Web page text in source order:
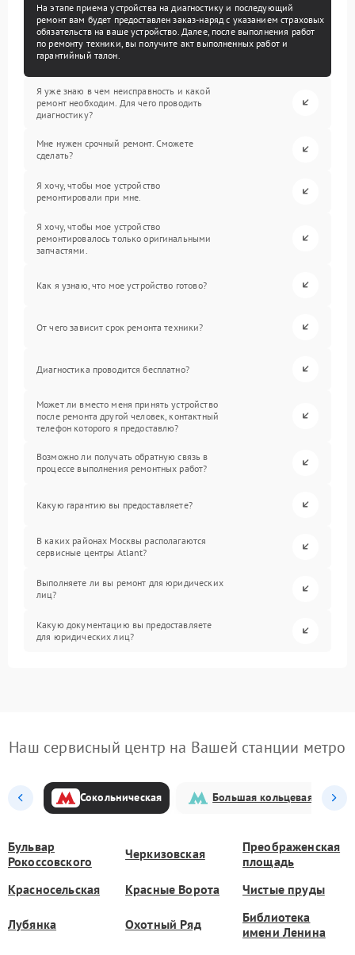
На этапе приема устройства на диагностику и последующий
ремонт вам будет предоставлен заказ-наряд с указанием страховых
обязательств на ваше устройство. Далее, после выполнения работ
по ремонту техники, вы получите акт выполненных работ и
гарантийный талон.
Я уже знаю в чем неисправность и какой
ремонт необходим. Для чего проводить
диагностику?
Мне нужен срочный ремонт. Сможете
сделать?
Я хочу, чтобы мое устройство
ремонтировали при мне.
Я хочу, чтобы мое устройство
ремонтировалось только оригинальными
запчастями.
Как я узнаю, что мое устройство готово?
От чего зависит срок ремонта техники?
Диагностика проводится бесплатно?
Может ли вместо меня принять устройство
после ремонта другой человек, контактный
телефон которого я предоставлю?
Возможно ли получать обратную связь в
процессе выполнения ремонтных работ?
Какую гарантию вы предоставляете?
В каких районах Москвы располагаются
сервисные центры Atlant?
Выполняете ли вы ремонт для юридических
лиц?
Какую документацию вы предоставляете
для юридических лиц?
Наш сервисный центр на Вашей станции метро
Сокольническая Большая кольцевая
Бульвар
Рокоссовского
Черкизовская
Преображенская
площадь
Красносельская
Красные Ворота Чистые пруды
Лубянка Охотный Ряд
Библиотека
имени Ленина